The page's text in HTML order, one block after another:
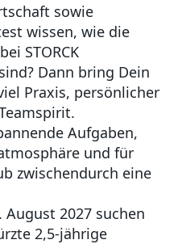
sowie
wissen, wie die
STORCK
Dann bring Dein
Praxis, persönlicher
Aufgaben,
und für
zwischendurch eine
2027 suchen
2,5-jährige